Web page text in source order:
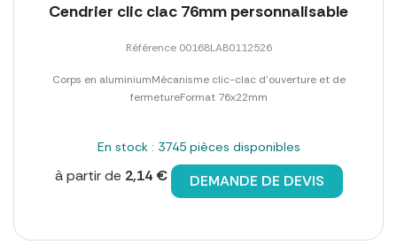
Cendrier clic clac 76mm personnalisable
Référence 00168LAB0112526
Corps en aluminiumMécanisme clic-clac d'ouverture et de
fermetureFormat 76x22mm
En stock : 3745 pièces disponibles
à partir de 2,14 € DEMANDE DE DEVIS